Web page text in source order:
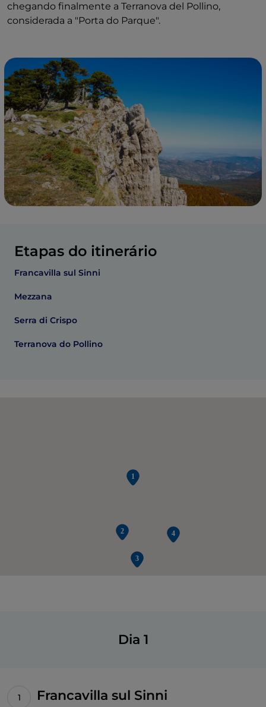
chegando finalmente a Terranova del Pollino,
considerada a "Porta do Parque".
Etapas do itinerário
Francavilla sul Sinni
Mezzana
Serra di Crispo
Terranova do Pollino
Dia 1
Francavilla sul Sinni